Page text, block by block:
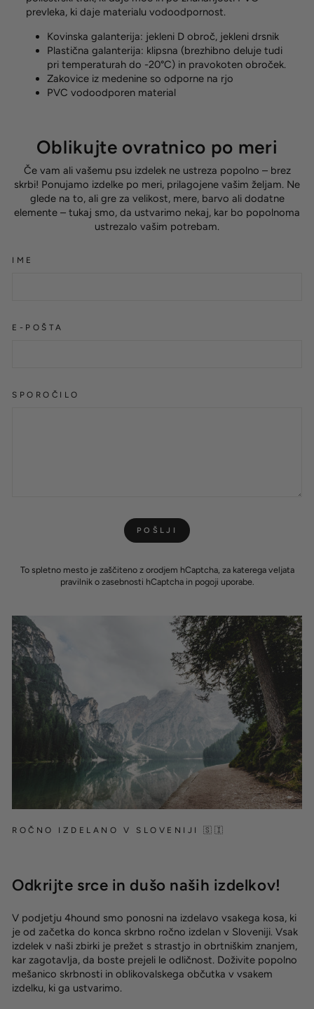
prevleka, ki daje materialu vodoodpornost.
Kovinska galanterija: jekleni D obroč, jekleni drsnik
Plastična galanterija: klipsna (brezhibno deluje tudi
pri temperaturah do -20°C) in pravokoten obroček.
Zakovice iz medenine so odporne na rjo
PVC vodoodporen material
Oblikujte ovratnico po meri
Če vam ali vašemu psu izdelek ne ustreza popolno – brez
skrbi! Ponujamo izdelke po meri, prilagojene vašim željam. Ne
glede na to, ali gre za velikost, mere, barvo ali dodatne
elemente – tukaj smo, da ustvarimo nekaj, kar bo popolnoma
ustrezalo vašim potrebam.
IME
E-POŠTA
SPOROČILO
POŠLJI
To spletno mesto je zaščiteno z orodjem hCaptcha, za katerega veljata
pravilnik o zasebnosti hCaptcha in pogoji uporabe.
ROČNO IZDELANO V SLOVENIJI 🇸🇮
Odkrijte srce in dušo naših izdelkov!
V podjetju 4hound smo ponosni na izdelavo vsakega kosa, ki
je od začetka do konca skrbno ročno izdelan v Sloveniji. Vsak
izdelek v naši zbirki je prežet s strastjo in obrtniškim znanjem,
kar zagotavlja, da boste prejeli le odličnost. Doživite popolno
mešanico skrbnosti in oblikovalskega občutka v vsakem
izdelku, ki ga ustvarimo.